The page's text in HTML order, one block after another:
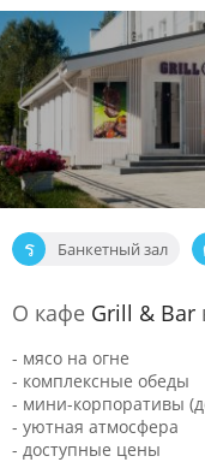
Банкетный зал
О кафе Grill & Bar
- мясо на огне
- комплексные обеды
- мини-корпоративы
- уютная атмосфера
- доступные цены